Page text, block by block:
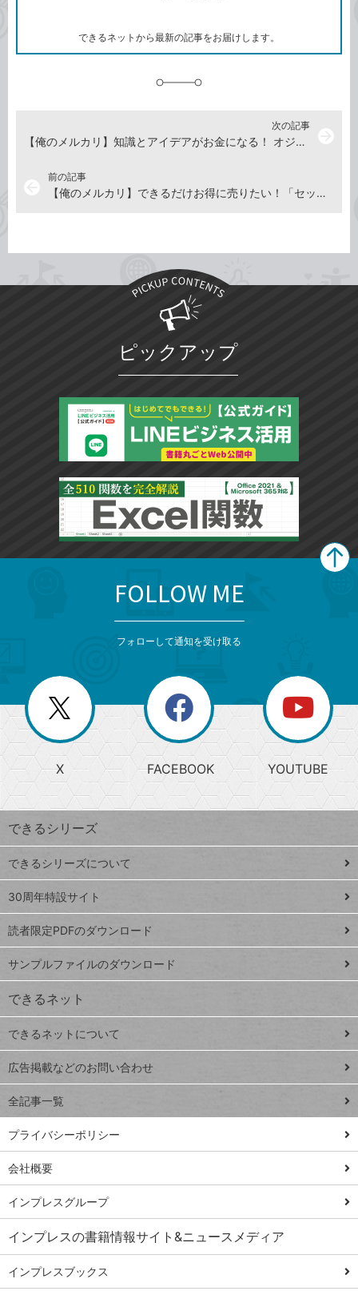
ク
できるネットから最新の記事をお届けします。
前の記事
【俺のメルカリ】できるだけお得に売りたい！「セット」と「おまけ」作戦
次の記事
【俺のメルカリ】知識とアイデアがお金になる！ オジさん向け「アイデア商品・出品術」
ピックアップ
じ
る
search
検
索
上
昇
ワ
ー
ド
Google
スプレ
ッドシ
ート
iPhone
VLOOKUP
close
閉じ
る
閉
じ
る
ー
か
ら
探
す
ト
ッ
プ
ペ
ジ
連載
Excel Q&A
トイアンナ流仕
事術
ではじめる業務
の完全自動化
AI議事録作成術
Windows 11
Q&A
Teams踏み込み
活用術
FOLLOW ME
フォローして通知を受け取る
X FACEBOOK YOUTUBE
できるシリーズ
できるシリーズについて
30周年特設サイト
読者限定PDFのダウンロード
サンプルファイルのダウンロード
できるネット
できるネットについて
広告掲載などのお問い合わせ
全記事一覧
プライバシーポリシー
会社概要
インプレスグループ
インプレスの書籍情報サイト&ニュースメディア
インプレスブックス